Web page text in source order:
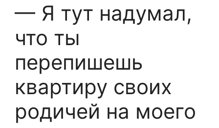
— Я тут надумал,
что ты
перепишешь
квартиру своих
родичей на моего